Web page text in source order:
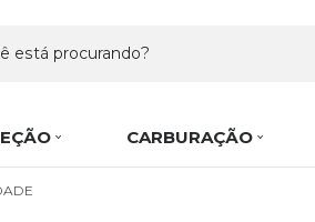
CARBURAÇÃO